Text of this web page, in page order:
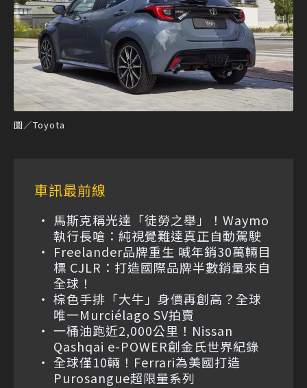
圖／Toyota
車訊最前線
馬斯克稱光達「徒勞之舉」！Waymo
執行長嗆：純視覺難達真正自動駕駛
Freelander品牌重生 喊年銷30萬輛目
標 CJLR：打造國際品牌半數銷量來自
全球！
棕色手排「大牛」身價再創高？全球
唯一Murciélago SV拍賣
一桶油跑近2,000公里！Nissan
Qashqai e-POWER創金氏世界紀錄
全球僅10輛！Ferrari為美國打造
Purosangue超限量系列